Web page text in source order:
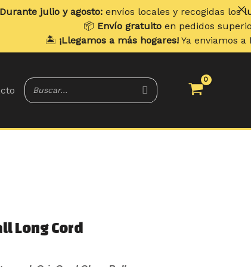
Long Cord
y agosto:envíos locales y recogidas loslunes.
Envío gratuitoen pedidos superiores a70 €.
¡Llegamos a más hogares!Ya enviamos aPortugal y